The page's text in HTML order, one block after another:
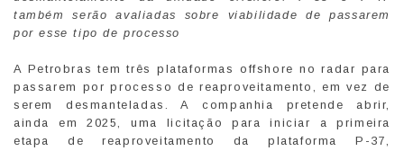
também serão avaliadas sobre viabilidade de passarem
por esse tipo de processo
A Petrobras tem três plataformas offshore no radar para
passarem por processo de reaproveitamento, em vez de
serem desmanteladas. A companhia pretende abrir,
ainda em 2025, uma licitação para iniciar a primeira
etapa de reaproveitamento da plataforma P-37,